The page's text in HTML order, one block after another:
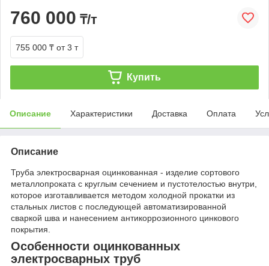
760 000 ₸/т
755 000 ₸ от 3 т
Купить
Описание Характеристики Доставка Оплата
Описание
Труба электросварная оцинкованная - изделие сортового
металлопроката с круглым сечением и пустотелостью внутри,
которое изготавливается методом холодной прокатки из
стальных листов с последующей автоматизированной
сваркой шва и нанесением антикоррозионного цинкового
покрытия.
Особенности оцинкованных
электросварных труб